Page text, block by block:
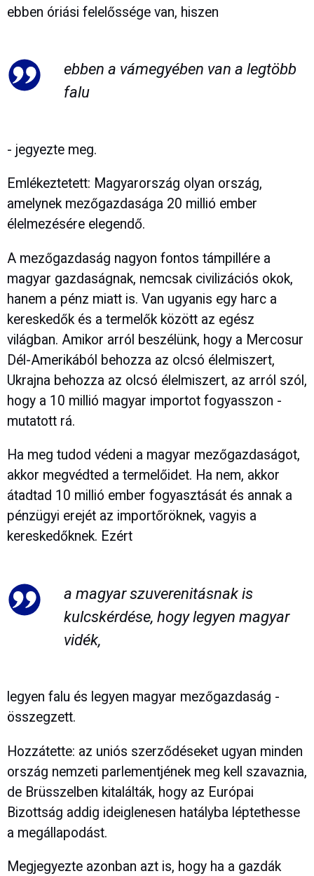
ebben óriási felelőssége van, hiszen
ebben a vámegyében van a legtöbb
falu
- jegyezte meg.
Emlékeztetett: Magyarország olyan ország,
amelynek mezőgazdasága 20 millió ember
élelmezésére elegendő.
A mezőgazdaság nagyon fontos támpillére a
magyar gazdaságnak, nemcsak civilizációs okok,
hanem a pénz miatt is. Van ugyanis egy harc a
kereskedők és a termelők között az egész
világban. Amikor arról beszélünk, hogy a Mercosur
Dél-Amerikából behozza az olcsó élelmiszert,
Ukrajna behozza az olcsó élelmiszert, az arról szól,
hogy a 10 millió magyar importot fogyasszon -
mutatott rá.
Ha meg tudod védeni a magyar mezőgazdaságot,
akkor megvédted a termelőidet. Ha nem, akkor
átadtad 10 millió ember fogyasztását és annak a
pénzügyi erejét az importőröknek, vagyis a
kereskedőknek. Ezért
a magyar szuverenitásnak is
kulcskérdése, hogy legyen magyar
vidék,
legyen falu és legyen magyar mezőgazdaság -
összegzett.
Hozzátette: az uniós szerződéseket ugyan minden
ország nemzeti parlementjének meg kell szavaznia,
de Brüsszelben kitalálták, hogy az Európai
Bizottság addig ideiglenesen hatályba léptethesse
a megállapodást.
Megjegyezte azonban azt is, hogy ha a gazdák